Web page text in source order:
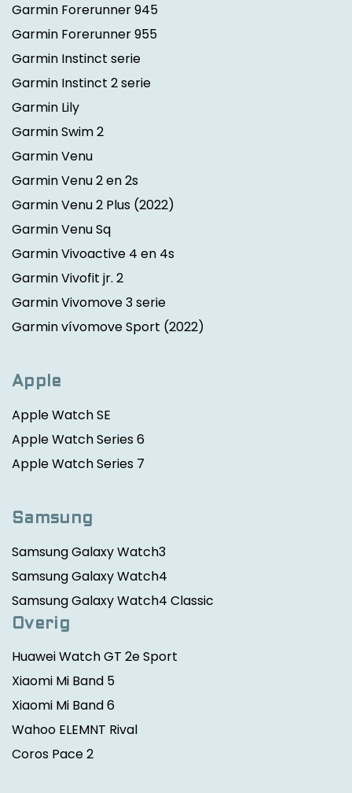
Garmin Forerunner 945
Garmin Forerunner 955
Garmin Instinct serie
Garmin Instinct 2 serie
Garmin Lily
Garmin Swim 2
Garmin Venu
Garmin Venu 2 en 2s
Garmin Venu 2 Plus (2022)
Garmin Venu Sq
Garmin Vivoactive 4 en 4s
Garmin Vivofit jr. 2
Garmin Vivomove 3 serie
Garmin vívomove Sport (2022)
Apple
Apple Watch SE
Apple Watch Series 6
Apple Watch Series 7
Samsung
Samsung Galaxy Watch3
Samsung Galaxy Watch4
Samsung Galaxy Watch4 Classic
Overig
Huawei Watch GT 2e Sport
Xiaomi Mi Band 5
Xiaomi Mi Band 6
Wahoo ELEMNT Rival
Coros Pace 2